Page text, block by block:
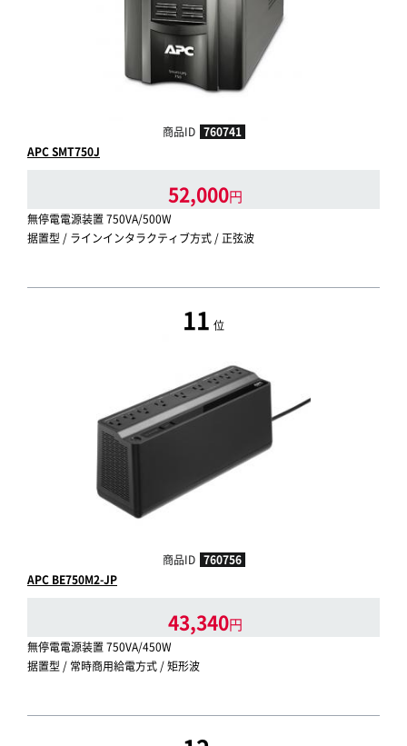
商品ID 760741
APC SMT750J
52,000円
無停電電源装置 750VA/500W
据置型 / ラインインタラクティブ方式 / 正弦波
11 位
商品ID 760756
APC BE750M2-JP
43,340円
無停電電源装置 750VA/450W
据置型 / 常時商用給電方式 / 矩形波